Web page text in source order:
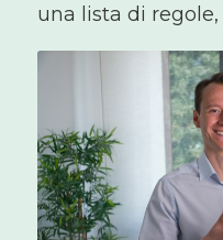
una lista di